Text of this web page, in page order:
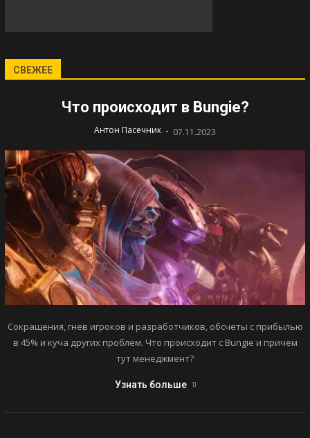
СВЕЖЕЕ
Что происходит в Bungie?
Антон Пасечник - 07.11.2023
Сокращения, гнев игроков и разработчиков, обсчеты с прибылью
в 45% и куча других проблем. Что происходит с Bungie и причем
тут менеджмент?
Узнать больше